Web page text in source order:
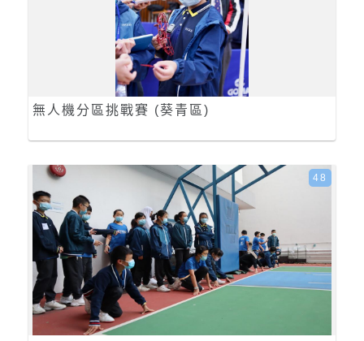
無人機分區挑戰賽 (葵青區)
48